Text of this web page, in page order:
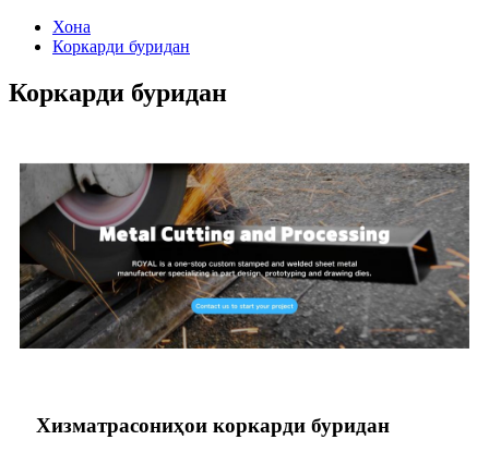
Хона
Коркарди буридан
Коркарди буридан
Хизматрасониҳои коркарди буридан